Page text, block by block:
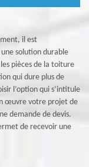
il est
solution durable
pièces de la toiture
qui dure plus de
l’option qui s’intitule
œuvre votre projet de
demande de devis.
de recevoir une